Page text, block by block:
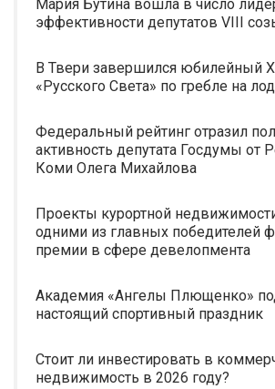
Мария Бутина вошла в число
эффективности депутатов VIII
В Твери завершился юбилейный
«Русского Света» по гребле на
Федеральный рейтинг отразил
активность депутата Госдумы от
Коми Олега Михайлова
Проекты курортной
одними из главных победителей
премии в сфере девелопмента
Академия «Ангелы Плющенко»
настоящий спортивный праздник
Стоит ли инвестировать в
недвижимость в 2026 году?